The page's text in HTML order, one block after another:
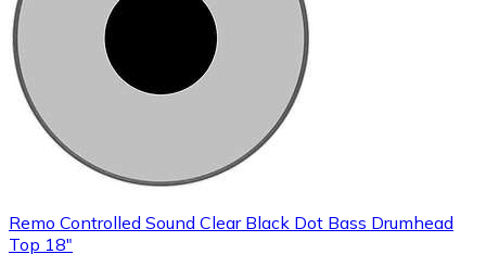
Remo Controlled Sound Clear Black Dot Bass Drumhead
Top 18"